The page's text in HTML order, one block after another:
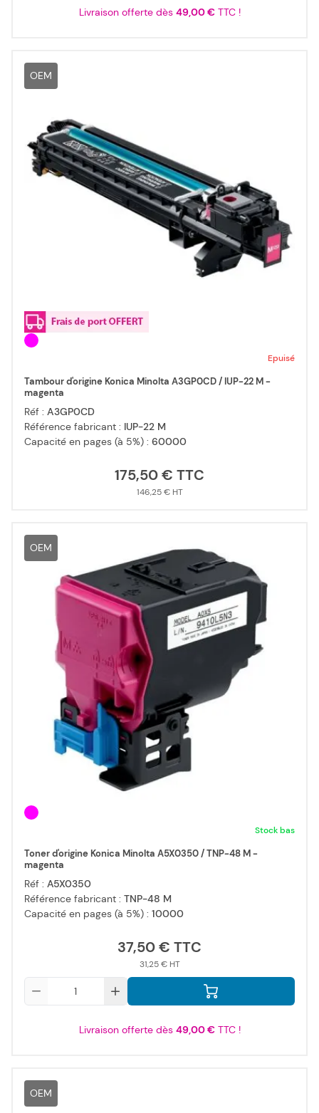
Livraison offerte dès 49,00 €TTC !
OEM
Epuisé
Tambour d'origine Konica Minolta A3GP0CD / IUP-22 M -
magenta
Réf : A3GP0CD
Référence fabricant : IUP-22 M
Capacité en pages (à 5%) : 60000
175,50 €
146,25 €
OEM
Stock bas
Toner d'origine Konica Minolta A5X0350 / TNP-48 M -
magenta
Réf : A5X0350
Référence fabricant : TNP-48 M
Capacité en pages (à 5%) : 10000
37,50 €
31,25 €
Livraison offerte dès 49,00 €TTC !
OEM